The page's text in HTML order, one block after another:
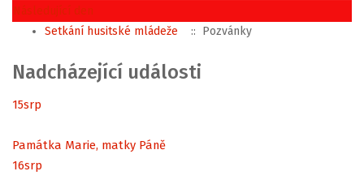
Následující den
Setkání husitské mládeže
:: Pozvánky
Nadcházející události
15srp
Památka Marie, matky Páně
16srp